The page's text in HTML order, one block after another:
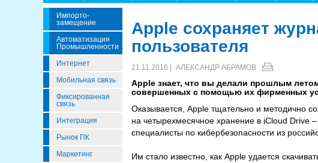
Импорто­
Замещение
Автоматизация
Промышленности
Интернет
Мобильная связь
Фиксированная
связь
Интеграция
Рынок ПК
Маркетинг
Apple сохраняет
пользователя
21.11.2016 | АЛЕКСАНДР АБРАМОВ
Apple знает, что вы делали прошлым
совершенных с помощью их фирменных
Оказывается, Apple тщательно и методично
на четырехмесячное хранение в iCloud
специалисты по кибербезопасности из
Им стало известно, как Apple удается